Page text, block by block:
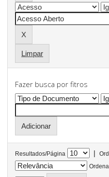
Limpar
Fazer busca por fitros
Resultados/Página |